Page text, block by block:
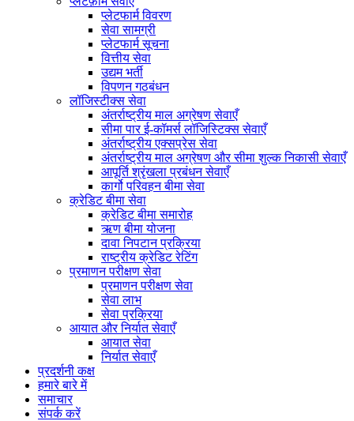
प्लेटफार्म विवरण
सेवा सामग्री
प्लेटफार्म सूचना
वित्तीय सेवा
उद्यम भर्ती
विपणन गठबंधन
लॉजिस्टीक्स सेवा
अंतर्राष्ट्रीय माल अग्रेषण सेवाएँ
सीमा पार ई-कॉमर्स लॉजिस्टिक्स सेवाएँ
अंतर्राष्ट्रीय एक्सप्रेस सेवा
अंतर्राष्ट्रीय माल अग्रेषण और सीमा शुल्क निकासी सेवाएँ
आपूर्ति श्रृंखला प्रबंधन सेवाएँ
कार्गो परिवहन बीमा सेवा
क्रेडिट बीमा सेवा
क्रेडिट बीमा समारोह
ऋण बीमा योजना
दावा निपटान प्रक्रिया
राष्ट्रीय क्रेडिट रेटिंग
प्रमाणन परीक्षण सेवा
प्रमाणन परीक्षण सेवा
सेवा लाभ
सेवा प्रक्रिया
आयात और निर्यात सेवाएँ
आयात सेवा
निर्यात सेवाएँ
प्रदर्शनी कक्ष
हमारे बारे में
समाचार
संपर्क करें